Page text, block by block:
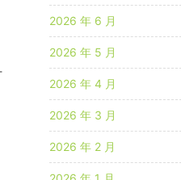
2026 年 6 月
2026 年 5 月
2026 年 4 月
2026 年 3 月
2026 年 2 月